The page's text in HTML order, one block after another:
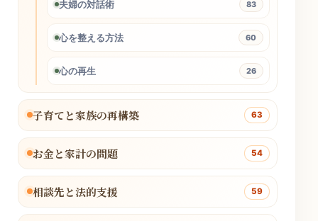
夫婦の対話術 83
心を整える方法 60
心の再生 26
子育てと家族の再構築 63
お金と家計の問題 54
相談先と法的支援 59